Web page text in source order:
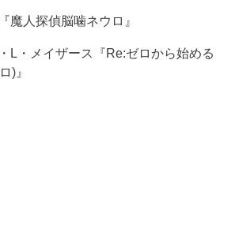
魔人探偵脳噛ネウロ』
L・メイザース『Re:ゼロから始める
)』